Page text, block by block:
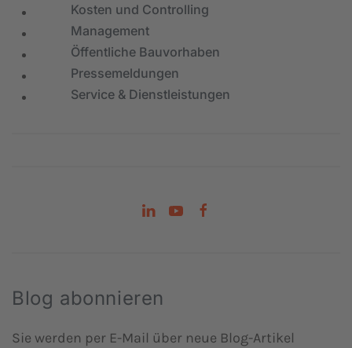
Kosten und Controlling
Management
Öffentliche Bauvorhaben
Pressemeldungen
Service & Dienstleistungen
Blog abonnieren
Sie werden per E-Mail über neue Blog-Artikel